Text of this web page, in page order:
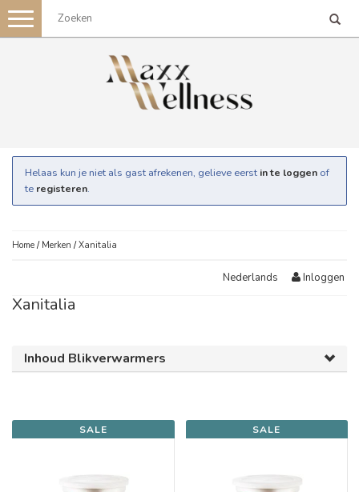
Toggle
navigation
Helaas kun je niet als gast afrekenen, gelieve eerst in te loggen of
te registeren.
Home / Merken /Xanitalia
Nederlands Inloggen
Xanitalia
Inhoud Blikverwarmers
SALE SALE